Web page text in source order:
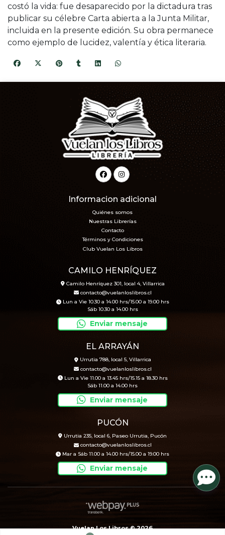
costó la vida: fue desaparecido por la dictadura tras
publicar su célebre Carta abierta a la Junta Militar,
incluida en la presente edición. Su obra permanece
como ejemplo de lucidez, valentía y ética literaria.
Informacion adicional
Quiénes somos
Nuestras Librerías
Contacto
Términos y Condiciones
Club Vuelan Los Libros
CAMILO HENRÍQUEZ
Camilo Henríquez 301, local 4, Villarrica
contacto@vuelanloslibros.cl
Lun a Vie 10.30 a 14.00 hrs/15.00 a 19.00 hrs
Sáb 10.30 a 14.00 hrs
Enviar mensaje
EL ARRAYÁN
Urrutia 788, local 5, Villarrica
contacto@vuelanloslibros.cl
Lun a Vie 11.00 a 13.45 hrs/15.15 a 18.30 hrs
Sáb 11.00 a 14.00 hrs
Enviar mensaje
PUCÓN
Urrutia 235, local 6, Paseo Urrutia, Pucón
contacto@vuelanloslibros.cl
Mar a Sáb 11.00 a 14.00 hrs/15.00 a 19.00 hrs
Enviar mensaje
Vuelan Los Libros © 2026